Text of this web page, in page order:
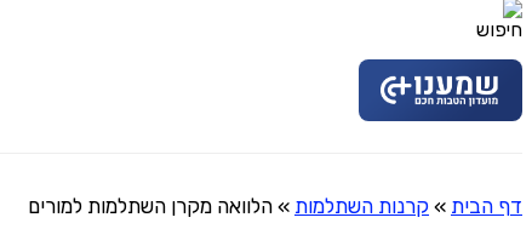
דף הבית » קרנות השתלמות » הלוואה מקרן השתלמות למורים